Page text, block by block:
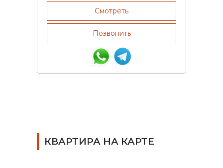
Смотреть
Позвонить
КВАРТИРА НА КАРТЕ